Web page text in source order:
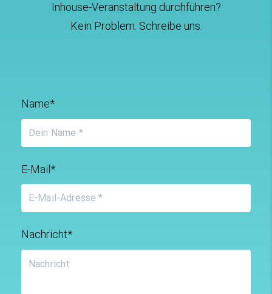
Inhouse-Veranstaltung durchführen?
Kein Problem. Schreibe uns.
Name*
E-Mail*
Nachricht*